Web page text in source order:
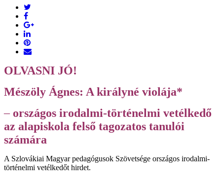
OLVASNI JÓ!
Mészöly Ágnes: A királyné violája*
– országos irodalmi-történelmi vetélkedő
az alapiskola felső tagozatos tanulói
számára
A Szlovákiai Magyar pedagógusok Szövetsége országos irodalmi-
történelmi vetélkedőt hirdet.